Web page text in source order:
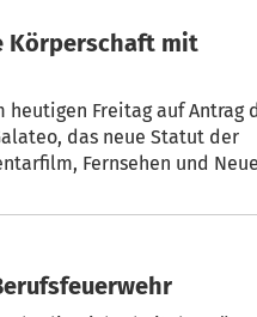
Körperschaft mit
heutigen Freitag auf Antrag
das neue Statut der
Fernsehen und
für Berufsfeuerwehr